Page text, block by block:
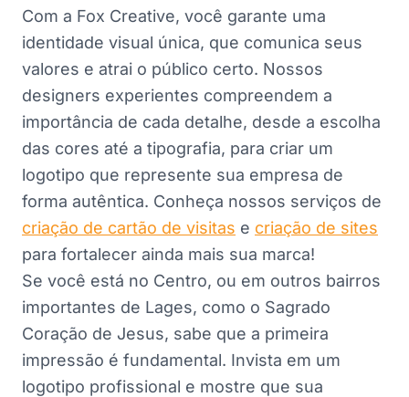
Com a Fox Creative, você garante uma
identidade visual única, que comunica seus
valores e atrai o público certo. Nossos
designers experientes compreendem a
importância de cada detalhe, desde a escolha
das cores até a tipografia, para criar um
logotipo que represente sua empresa de
forma autêntica. Conheça nossos serviços de
criação de cartão de visitas e criação de sites
para fortalecer ainda mais sua marca!
Se você está no Centro, ou em outros bairros
importantes de Lages, como o Sagrado
Coração de Jesus, sabe que a primeira
impressão é fundamental. Invista em um
logotipo profissional e mostre que sua